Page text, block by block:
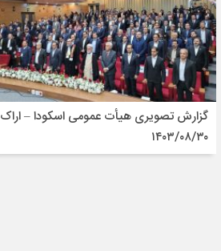
گزارش تصویری هیأت عمومی اسکودا – اراک
۱۴۰۳/۰۸/۳۰